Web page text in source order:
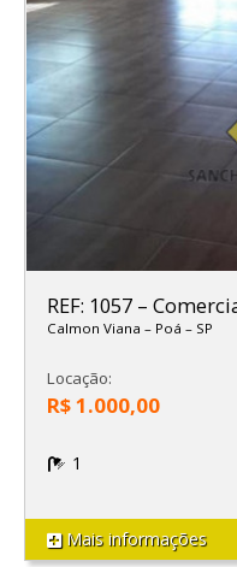
REF: 1057 –
Calmon Viana – Poá – SP
Locação:
R$ 1.000,00
1
Mais informações